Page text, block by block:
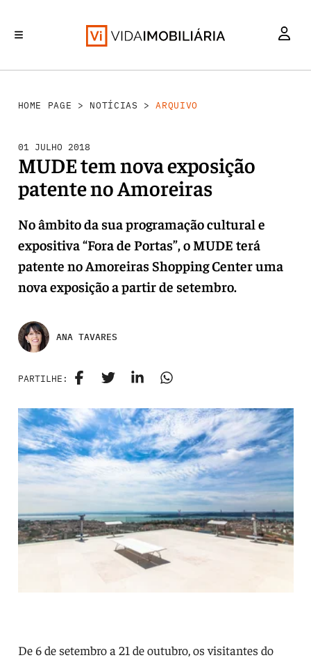
HOME PAGE > NOTÍCIAS >ARQUIVO
01 JULHO 2018
MUDE tem nova exposição
patente no Amoreiras
No âmbito da sua programação cultural e
expositiva “Fora de Portas”, o MUDE terá
patente no Amoreiras Shopping Center uma
nova exposição a partir de setembro.
ANA TAVARES
PARTILHE:
De 6 de setembro a 21 de outubro, os visitantes do